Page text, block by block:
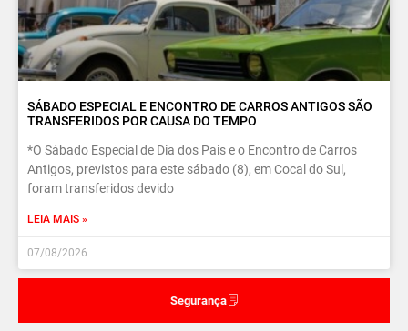
Segurança
SÁBADO ESPECIAL E ENCONTRO DE CARROS ANTIGOS SÃO
TRANSFERIDOS POR CAUSA DO TEMPO
*O Sábado Especial de Dia dos Pais e o Encontro de Carros
Antigos, previstos para este sábado (8), em Cocal do Sul,
foram transferidos devido
LEIA MAIS »
07/08/2026